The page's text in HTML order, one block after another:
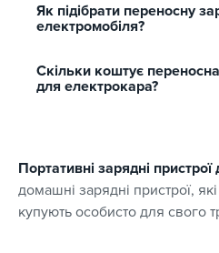
Як підібрати переносну
електромобіля?
Скільки коштує
для електрокара?
Портативні зарядні
домашні зарядні пристрої,
купують особисто для свого